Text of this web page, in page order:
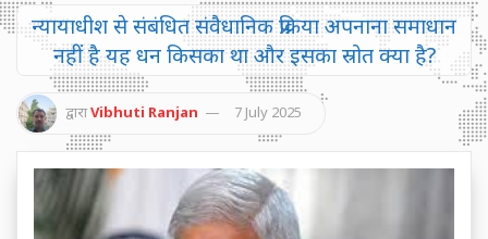
न्यायाधीश से संबंधित संवैधानिक प्रक्रिया अपनाना समाधान
नहीं है यह धन किसका था और इसका स्रोत क्या है?
द्वाराVibhuti Ranjan 7 July 2025